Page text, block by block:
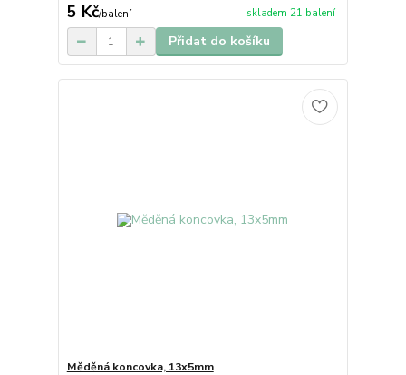
5 Kč/balení skladem 21 balení
Přidat do košíku
Měděná koncovka, 13x5mm